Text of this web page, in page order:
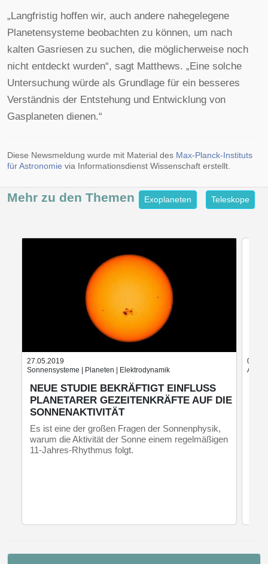
„Langfristig hoffen wir, auch andere nahegelegene
Planetensysteme beobachten zu können, um nach
kalten Gasriesen zu suchen, die möglicherweise noch
nicht entdeckt wurden“, sagt Matthews. „Eine solche
Untersuchung würde als Grundlage für ein besseres
Verständnis der Entstehung und Entwicklung von
Gasplaneten dienen.“
Diese Newsmeldung wurde mit Material des Max-Planck-Instituts
für Astronomie via Informationsdienst Wissenschaft erstellt.
Mehr zu den Themen Exoplaneten Teleskope
27.05.2019
Sonnensysteme | Planeten | Elektrodynamik
NEUE STUDIE BEKRÄFTIGT EINFLUSS
PLANETARER GEZEITENKRÄFTE AUF DIE
SONNENAKTIVITÄT
Es ist eine der großen Fragen der Sonnenphysik,
warum die Aktivität der Sonne einem regelmäßigen
11-Jahres-Rhythmus folgt.